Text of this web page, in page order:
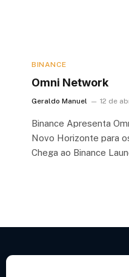
BINANCE
Omni Network
Geraldo Manuel 12 de
Binance Apresenta
Novo Horizonte para
Chega ao Binance